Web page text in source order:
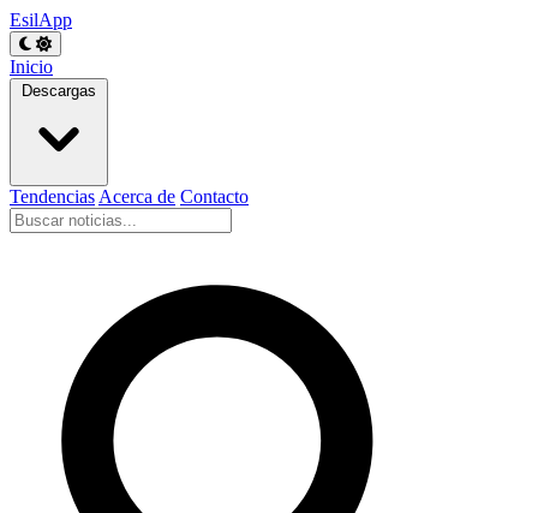
EsilApp
Inicio
Descargas
Tendencias Acerca de Contacto